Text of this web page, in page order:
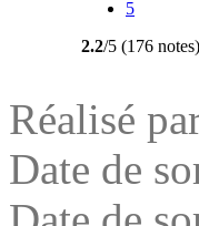
5
2.2/5 (176 notes)
Réalisé
Date de